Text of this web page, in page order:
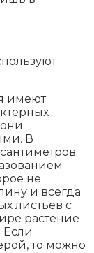
имеют
В
не
и всегда
листьев с
растение
Если
то можно